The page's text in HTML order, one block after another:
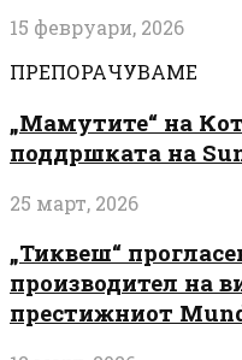
15 февруари, 2026
ПРЕПОРАЧУВАМЕ
„Мамутите“ на
поддршката на
25 март, 2026
„Тиквеш“
производител на
престижниот